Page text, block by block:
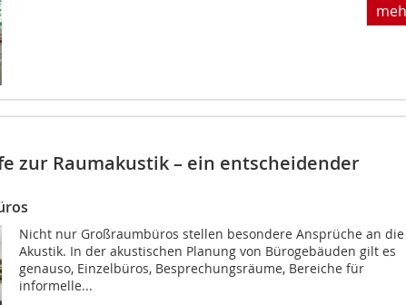
zur Raumakustik – ein entscheidender
Nicht nur Großraumbüros stellen besondere Ansprüche an die
Akustik. In der akustischen Planung von Bürogebäuden gilt es
genauso, Einzelbüros, Besprechungsräume, Bereiche für
informelle...